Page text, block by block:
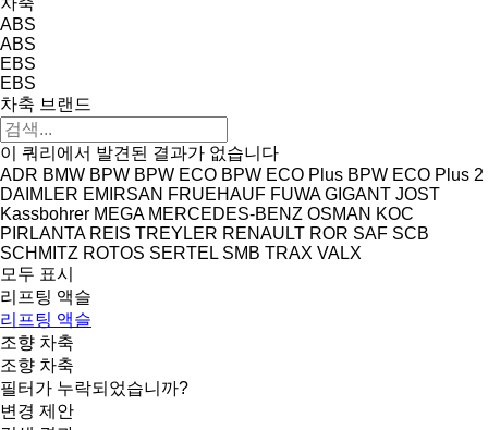
ABS
ABS
EBS
EBS
차축 브랜드
이 쿼리에서 발견된 결과가 없습니다
ADR BMW BPW BPW ECO BPW ECO Plus BPW ECO Plus 2
DAIMLER EMIRSAN FRUEHAUF FUWA GIGANT JOST
Kassbohrer MEGA MERCEDES-BENZ OSMAN KOC
PIRLANTA REIS TREYLER RENAULT ROR SAF SCB
SCHMITZ ROTOS SERTEL SMB TRAX VALX
모두 표시
리프팅 액슬
리프팅 액슬
조향 차축
조향 차축
필터가 누락되었습니까?
변경 제안